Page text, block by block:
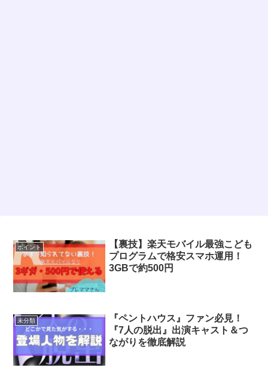
ポイント
【裏技】楽天モバイル最強こども
プログラムで格安スマホ運用！
3GBで約500円
未分類
『ペントハウス』ファン必見！
『7人の脱出』出演キャスト＆つ
ながりを徹底解説